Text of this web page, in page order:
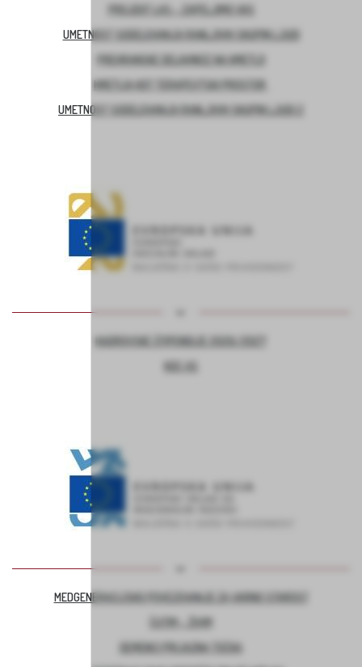
PROJEKT LAS – ZAPELJIMO VAS
UMETNOST SODELOVANJA RANLJIVIH SKUPIN LJUDI
PREHRANSKE DELAVNICE NA KMETIJI
KMETIJA KOT TERAPEVTSKI PROSTOR
UMETNOST SODELOVANJA RANLJIVIH SKUPIN LJUDI 2
KADROVSKE ŠTIPENDIJE 2026/2027
KOC AS
MEDGENERACIJSKO POVEZOVANJE ZA VARNO STAROST
ČUTIM – ŽIVIM
DEMENCI PRIJAZNA TOČKA